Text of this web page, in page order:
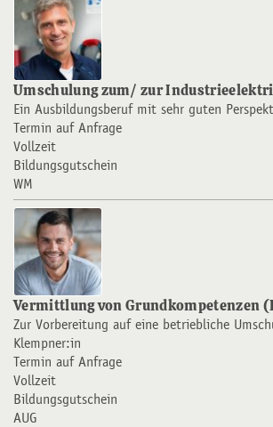
Umschulung zum/ zur
Ein Ausbildungsberuf mit sehr guten
Termin auf Anfrage
Vollzeit
Bildungsgutschein
WM
Vermittlung von Grundkompetenzen
Zur Vorbereitung auf eine betriebliche
Klempner:in
Termin auf Anfrage
Vollzeit
Bildungsgutschein
AUG